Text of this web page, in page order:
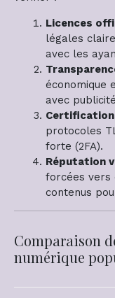
Licences
légales
avec les
économique
avec
protocoles
forte (2FA).
Réputation
forcées vers
contenus
Comparaison
numérique